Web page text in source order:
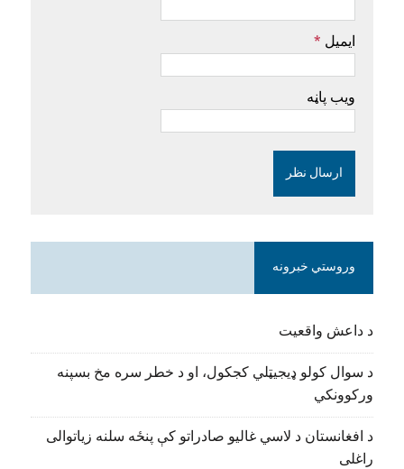
ایمیل *
ویب پاڼه
وروستي خبرونه
د داعش واقعیت
د سوال کولو ډیجیټلي کجکول، او د خطر سره مخ بسپنه
ورکوونکي
د افغانستان د لاسي غالیو صادراتو کې پنځه سلنه زیاتوالی
راغلی